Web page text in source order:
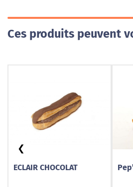
Ces produits peuvent
ECLAIR CHOCOLAT
❮